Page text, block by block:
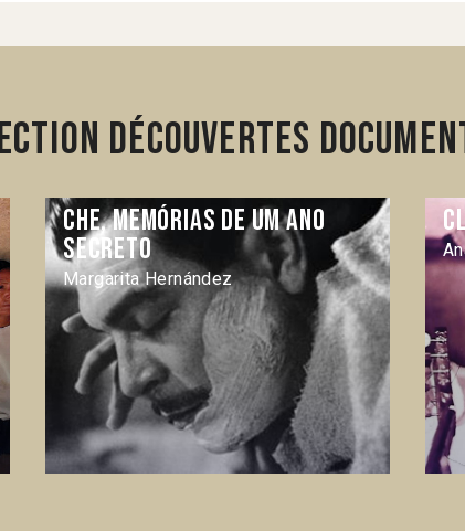
Découvertes
Che, memórias de um ano
secreto
Margarita Hernández